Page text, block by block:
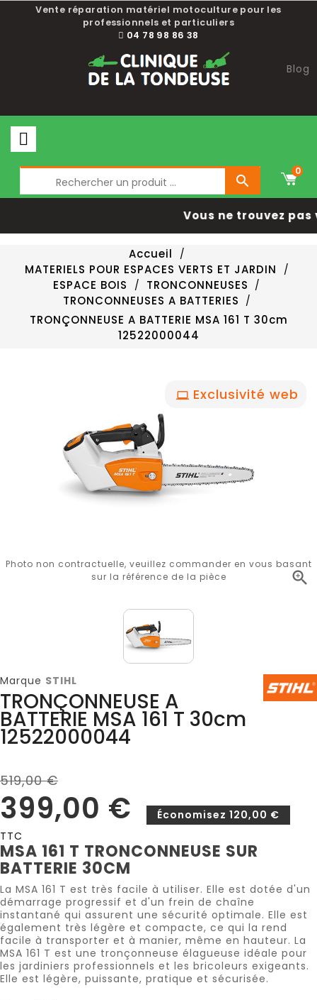
Vente réparation matériel motoculture pour les
professionnels et particuliers
04 78 98 86 38
Blog

0
Vous ne trouvez pas
Accueil
MATERIELS POUR ESPACES VERTS ET JARDIN
ESPACE BOIS
TRONCONNEUSES
TRONCONNEUSES A BATTERIES
TRONÇONNEUSE A BATTERIE MSA 161 T 30cm
12522000044
Exclusivité web

Photo non contractuelle, veuillez commander en vous basant
sur la référence de la pièce
Marque STIHL
TRONÇONNEUSE A
BATTERIE MSA 161 T 30cm
12522000044
519,00 €
399,00 €
Économisez 120,00 €
TTC
MSA 161 T TRONCONNEUSE SUR
BATTERIE 30CM
La MSA 161 T est très facile à utiliser. Elle est dotée d'un
démarrage progressif et d'un frein de chaîne
instantané qui assurent une sécurité optimale. Elle est
également très légère et compacte, ce qui la rend
facile à transporter et à manier, même en hauteur. La
MSA 161 T est une tronçonneuse élagueuse idéale pour
les jardiniers professionnels et les bricoleurs exigeants.
Elle est légère, puissante, pratique et sécurisée.